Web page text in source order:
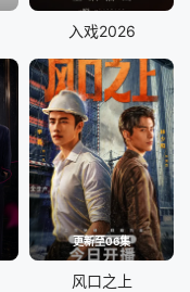
入戏2026
更新至06集
风口之上